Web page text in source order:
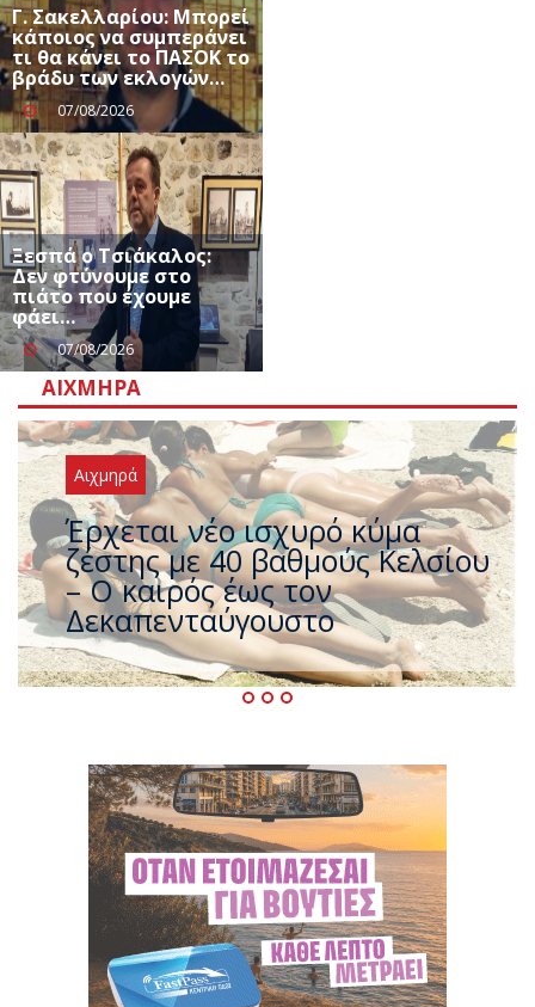
Γ. Σακελλαρίου: Μπορεί
κάποιος να συμπεράνει
τι θα κάνει το ΠΑΣΟΚ το
βράδυ των εκλογών…
07/08/2026
Ξεσπά ο Τσιάκαλος:
Δεν φτύνουμε στο
πιάτο που έχουμε
φάει…
07/08/2026
ΑΙΧΜΗΡΆ
Αιχμηρά
Άφαντος ο Τσίπρας… την ώρα
που η χώρα καίγεται